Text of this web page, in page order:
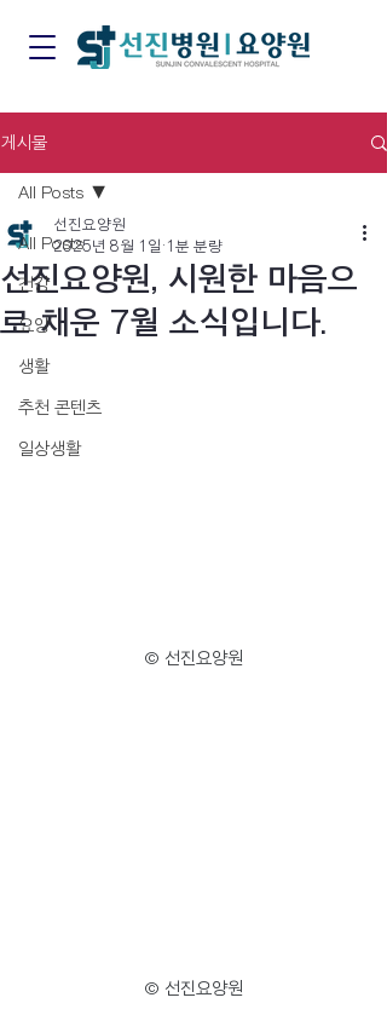
게시물
All Posts
건강
요양
생활
추천 콘텐츠
일상생활
All Posts
선진요양원, 시원한 마음으
로 채운 7월 소식입니다.
선진요양원
2025년 8월 1일 1분 분량
© 선진요양원
© 선진요양원